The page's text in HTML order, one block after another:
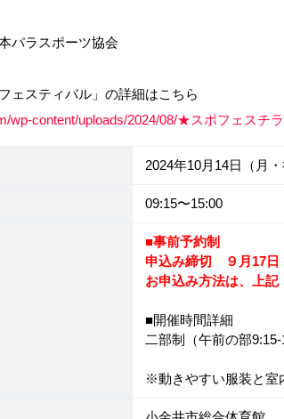
パラスポーツ協会
ェスティバル」の詳細はこちら
wp-content/uploads/2024/08/★スポフェスチ
2024年10月14日（月・
09:15〜15:00
■事前予約制
申込み締切 ９月17日
お申込み方法は、上記
■開催時間詳細
二部制（午前の部9:15-
※動きやすい服装と室